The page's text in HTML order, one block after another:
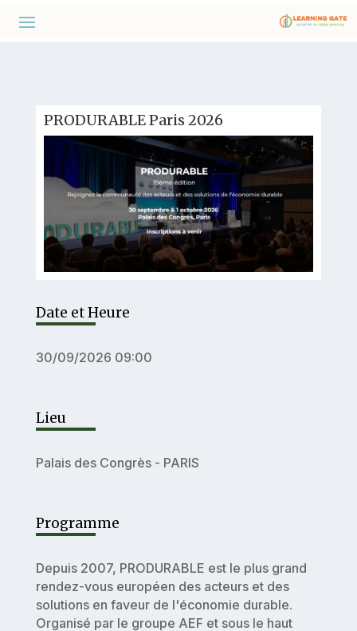
PRODURABLE Paris 2026
Date et Heure
30/09/2026 09:00
Lieu
Palais des Congrès - PARIS
Programme
Depuis 2007, PRODURABLE est le plus grand
rendez-vous européen des acteurs et des
solutions en faveur de l'économie durable.
Organisé par le groupe AEF et sous le haut